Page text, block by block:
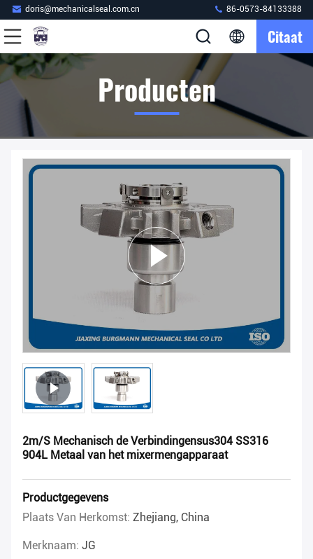
doris@mechanicalseal.com.cn 86-0573-84133388
Citaat
Producten
2m/S Mechanisch de Verbindingensus304 SS316
904L Metaal van het mixermengapparaat
Productgegevens
Plaats Van Herkomst: Zhejiang, China
Merknaam: JG